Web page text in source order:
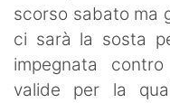
scorso sabato ma
ci sarà la sosta
impegnata
valide per la